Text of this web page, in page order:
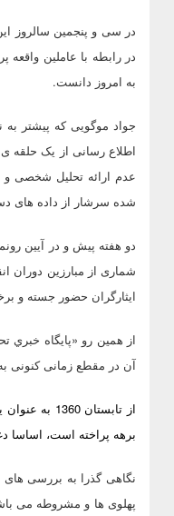
در سی و پنجمین سالروز
در رابطه با عاملین
به امروز دانست.
جواد موگویی که پیشتر به
اطلاع رسانی از یک حلقه ی
عدم ارائه تحلیل شخصی و
شده سرشار از داده های
دو هفته پیش و در آیین
شماری از مبارزین دوران
ایثارگران حضور جسته و
از همین رو «پايگاه
آن در مقطع زمانی کنونی به
از
برهه پراخته است، اساسا دغدغه
نگاهی گذرا به بررسی
پهلوی ها و مشروطه می